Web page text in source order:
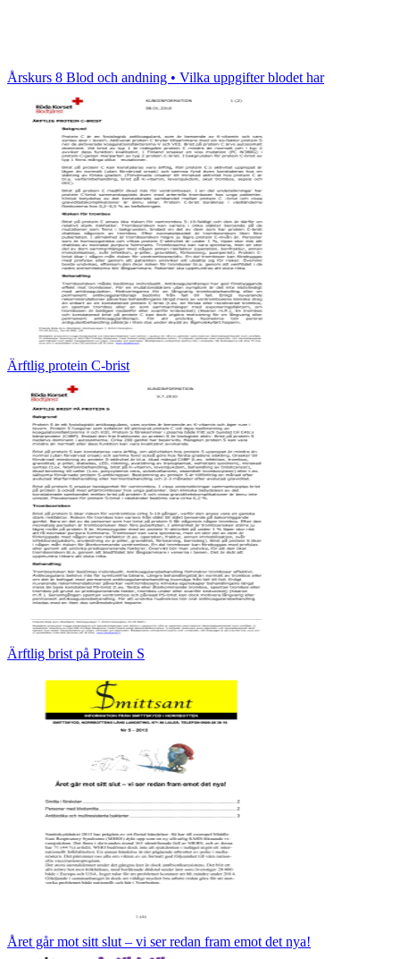
Årskurs 8 Blod och andning • Vilka uppgifter blodet har
Ärftlig protein C-brist
Ärftlig brist på Protein S
Året går mot sitt slut – vi ser redan fram emot det nya!